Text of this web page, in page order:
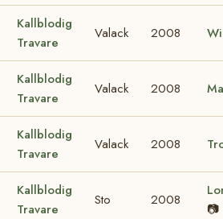
Kallblodig
Travare
Valack 2008
Kallblodig
Travare
Valack 2008
Kallblodig
Travare
Valack 2008
Kallblodig
Travare
Sto 2008
📷